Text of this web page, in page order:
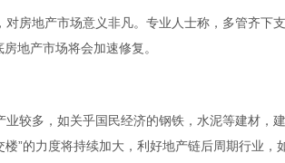
房地产市场意义非凡。专业人士称，多管齐下
地产市场将会加速修复。
较多，如关乎国民经济的钢铁，水泥等建材，
”的力度将持续加大，利好地产链后周期行业，